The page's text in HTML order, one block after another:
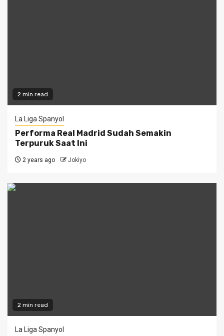
2 min read
La Liga Spanyol
Performa Real Madrid Sudah Semakin
Terpuruk Saat Ini
2 years ago Jokiyo
2 min read
La Liga Spanyol